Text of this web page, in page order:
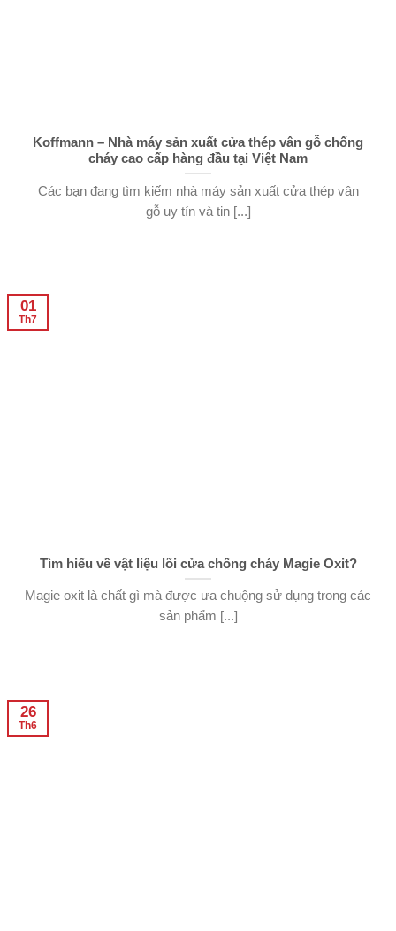
Koffmann – Nhà máy sản xuất cửa thép vân gỗ chống
cháy cao cấp hàng đầu tại Việt Nam
Các bạn đang tìm kiếm nhà máy sản xuất cửa thép vân
gỗ uy tín và tin [...]
Tìm hiểu về vật liệu lõi cửa chống cháy Magie Oxit?
Magie oxit là chất gì mà được ưa chuộng sử dụng trong các
sản phẩm [...]
01
Th7
26
Th6